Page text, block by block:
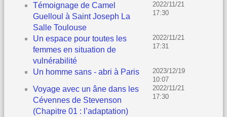
Témoignage de Camel
Guelloul à Saint Joseph La
Salle Toulouse
2022/11/21
17:30
Un espace pour toutes les
femmes en situation de
vulnérabilité
2022/11/21
17:31
Un homme sans - abri à Paris
2023/12/19
10:07
Voyage avec un âne dans les
Cévennes de Stevenson
(Chapitre 01 : l’adaptation)
2022/11/21
17:30